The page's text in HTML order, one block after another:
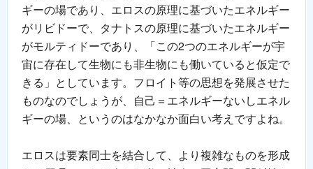
ギーの場であり、エロスの原理に基づいたエネルギー
がリビドーで、タナトスの原理に基づいたエネルギー
がモルティドーであり、「この2つのエネルギーが宇
宙に存在して生物にも非生物にも働いていると仮定で
きる」としています。フロイト等の思想を発展させた
ものなのでしょうが、自己＝エネルギーないしエネル
ギーの場、というのはなかなか面白い考えですよね。
エロスは要素同士を結合して、より複雑なものを形成